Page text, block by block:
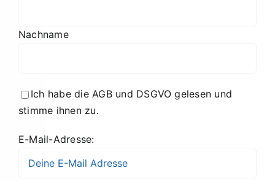
Nachname
Ich habe die AGB und DSGVO gelesen und
stimme ihnen zu.
E-Mail-Adresse: